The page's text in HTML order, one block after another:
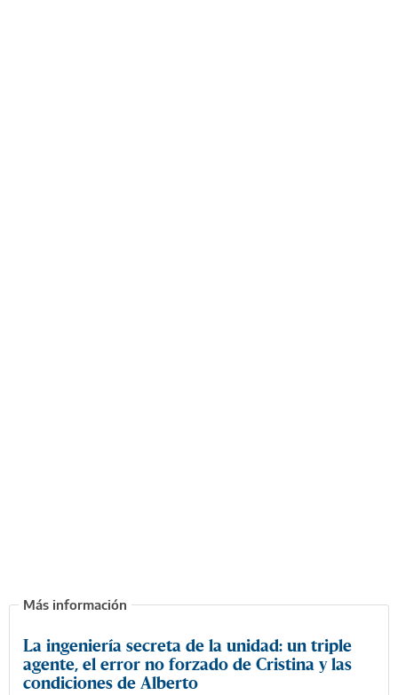
La ingeniería secreta de la unidad: un triple
agente, el error no forzado de Cristina y las
condiciones de Alberto